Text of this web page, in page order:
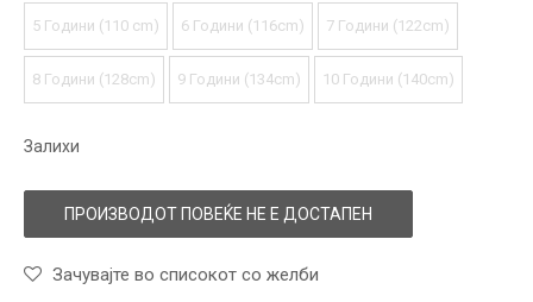
5 Години (110 cm) 6 Години (116cm) 7 Години (122cm)
8 Години (128cm) 9 Години (134cm) 10 Години (140cm)
Залихи
ПРОИЗВОДОТ ПОВЕЌЕ НЕ Е ДОСТАПЕН
Зачувајте во списокот со желби